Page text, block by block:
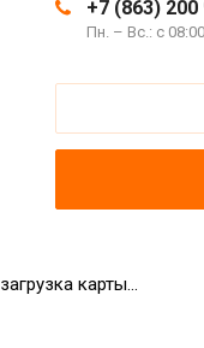
+7 (863) 200
Пн. – Вс.: с
загрузка карты...